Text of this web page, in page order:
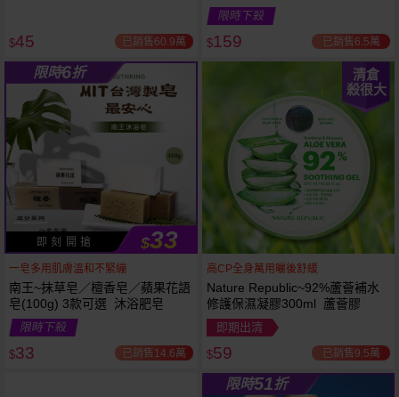
立刻送
限時53折
$45 已銷售60.9萬
限時下殺
$159 已銷售6.5萬
限時6折
即 刻 開 搶 $33
一皂多用肌膚溫和不緊繃
南王~抹草皂／檀香皂／蘋果花語
皂(100g) 3款可選 沐浴肥皂
限時下殺
$33 已銷售14.6萬
清倉
殺很大
高CP全身萬用曬後舒緩
Nature Republic~92%蘆薈補水
修護保濕凝膠300ml 蘆薈膠
即期出清
$59 已銷售9.5萬
限時51折